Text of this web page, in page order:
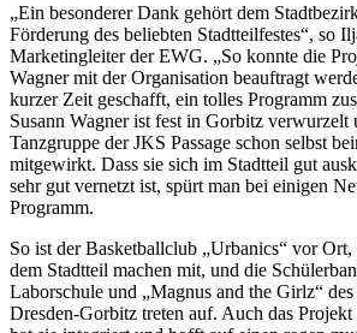
„Ein besonderer Dank gehört dem
Förderung des beliebten Stadtteilfestes“, so
Marketingleiter der EWG. „So konnte die
Wagner mit der Organisation beauftragt
kurzer Zeit geschafft, ein tolles Programm
Susann Wagner ist fest in Gorbitz verwurzelt
Tanzgruppe der JKS Passage schon selbst
mitgewirkt. Dass sie sich im Stadtteil gut
sehr gut vernetzt ist, spürt man bei einigen
Programm.
So ist der Basketballclub „Urbanics“ vor
dem Stadtteil machen mit, und die
Laborschule und „Magnus and the Girlz“
Dresden-Gorbitz treten auf. Auch das